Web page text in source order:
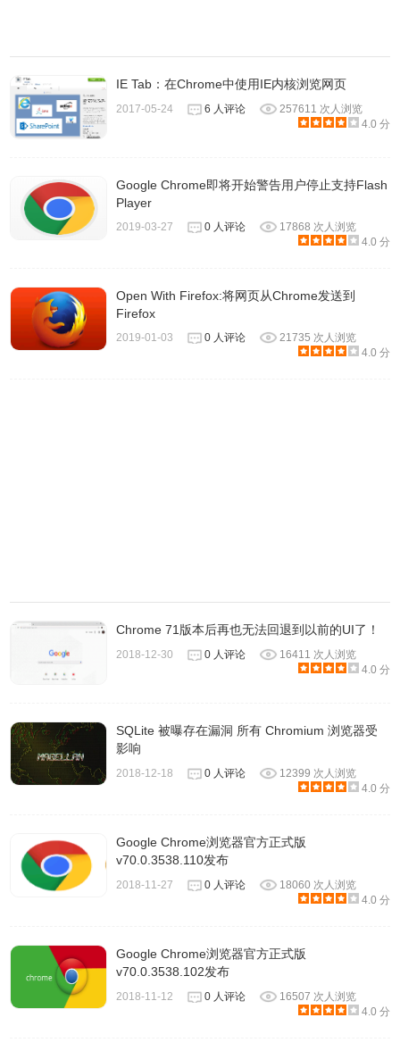
IE Tab：在Chrome中使用IE内核浏览网页
2017-05-24 6 人评论
257611 次人浏览
4.0 分
Google Chrome即将开始警告用户停止支持Flash
Player
2019-03-27 0 人评论
17868 次人浏览
4.0 分
Open With Firefox:将网页从Chrome发送到
Firefox
2019-01-03 0 人评论
21735 次人浏览
4.0 分
Chrome 71版本后再也无法回退到以前的UI了！
2018-12-30 0 人评论
16411 次人浏览
4.0 分
SQLite 被曝存在漏洞 所有 Chromium 浏览器受
影响
2018-12-18 0 人评论
12399 次人浏览
4.0 分
Google Chrome浏览器官方正式版
v70.0.3538.110发布
2018-11-27 0 人评论
18060 次人浏览
4.0 分
Google Chrome浏览器官方正式版
v70.0.3538.102发布
2018-11-12 0 人评论
16507 次人浏览
4.0 分